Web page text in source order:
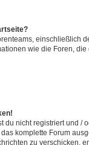
einschließlich
wie die Foren,
du nicht registriert und /
komplette Forum
zu verschicken,